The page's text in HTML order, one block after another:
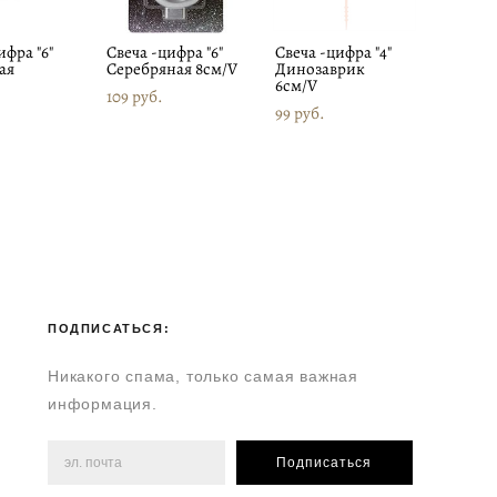
"6" Свеча -цифра "6"
Серебряная 8см/V
109 pуб.
Свеча -цифра "4"
Динозаврик
6см/V
99 pуб.
ПОДПИСАТЬСЯ:
Никакого спама, только самая важная
информация.
Подписаться